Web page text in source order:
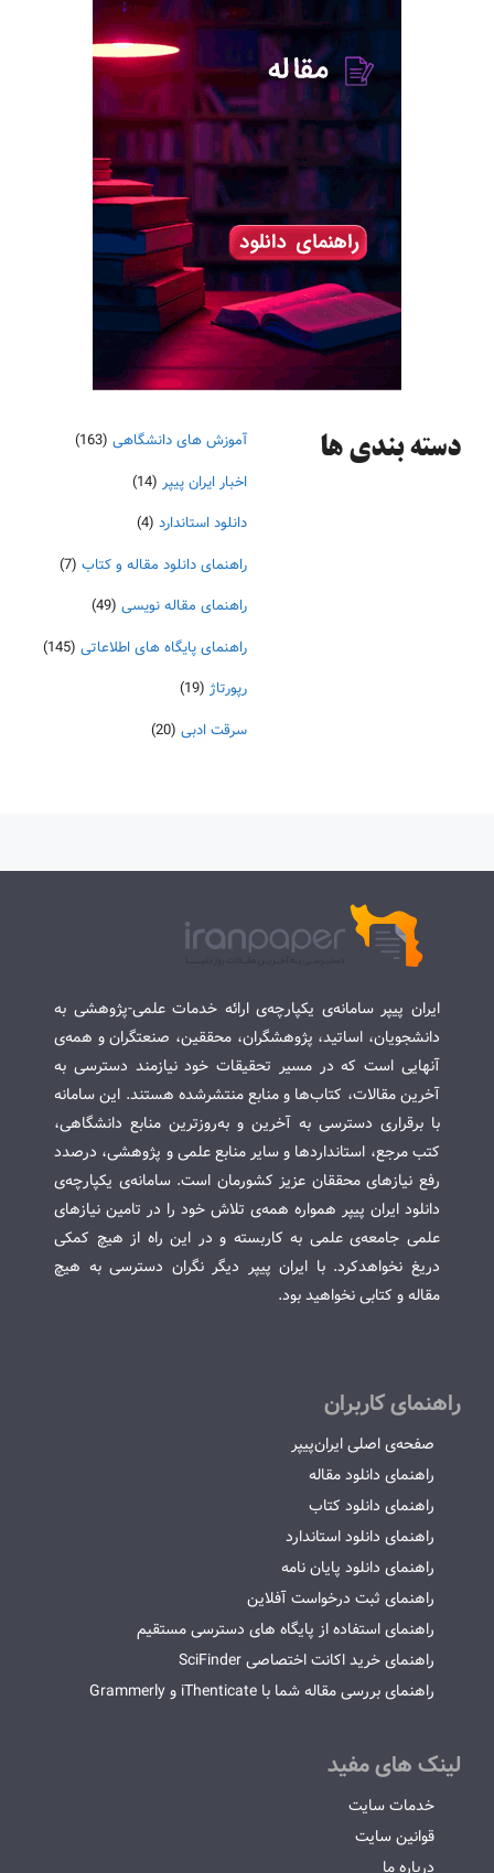
دسته‌ بندی ها آموزش های دانشگاهی (163)
اخبار ایران پیپر (14)
دانلود استاندارد (4)
راهنمای دانلود مقاله و کتاب (7)
راهنمای مقاله نویسی (49)
راهنمای پایگاه های اطلاعاتی (145)
رپورتاژ (19)
سرقت ادبی (20)
ایران پیپر سامانه‌ی یکپارچه‌ی ارائه خدمات علمی-پژوهشی به
دانشجویان، اساتید، پژوهشگران، محققین، صنعتگران و همه‌ی
آنهایی است که در مسیر تحقیقات خود نیازمند دسترسی به
آخرین مقالات، کتاب‌ها و منابع منتشرشده هستند. این سامانه
با برقراری دسترسی به آخرین و به‌روزترین منابع دانشگاهی،
کتب مرجع، استانداردها و سایر منابع علمی و پژوهشی، درصدد
رفع نیازهای محققان عزیز کشورمان است. سامانه‌ی یکپارچه‌ی
دانلود ایران پیپر همواره همه‌ی تلاش خود را در تامین نیازهای
علمی جامعه‌ی علمی به کاربسته و در این راه از هیچ کمکی
دریغ نخواهدکرد. با ایران پیپر دیگر نگران دسترسی به هیچ
مقاله و کتابی نخواهید بود.
راهنمای کاربران
صفحه‌ی اصلی ایران‌پیپر
راهنمای دانلود مقاله
راهنمای دانلود کتاب
راهنمای دانلود استاندارد
راهنمای دانلود پایان نامه
راهنمای ثبت درخواست آفلاین
راهنمای استفاده از پایگاه های دسترسی مستقیم
راهنمای خرید اکانت اختصاصی SciFinder
راهنمای بررسی مقاله شما با iThenticate و Grammerly
لینک های مفید
خدمات سایت
قوانین سایت
درباره ما